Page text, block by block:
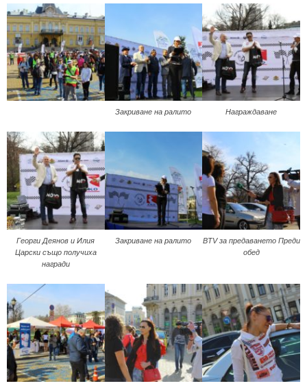
Закриване на ралито Награждаване
Георги Деянов и Илия
Царски също получиха
награди
Закриване на ралито
BTV за предаването Преди
обед